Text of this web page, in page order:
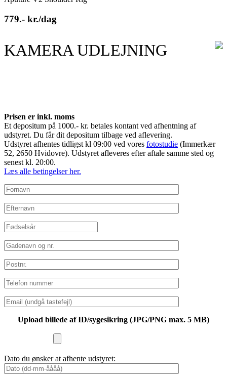
779.- kr./dag
KAMERA UDLEJNING
Prisen er inkl. moms
Et depositum på 1000.- kr. betales kontant ved afhentning af
udstyret. Du får dit depositum tilbage ved aflevering.
Udstyret afhentes tidligst kl 09:00 ved vores fotostudie (Immerkær
52, 2650 Hvidovre). Udstyret afleveres efter aftale samme sted og
senest kl. 20:00.
Læs alle betingelser her.
Upload billede af ID/sygesikring (JPG/PNG max. 5 MB)
Dato du ønsker at afhente udstyret: